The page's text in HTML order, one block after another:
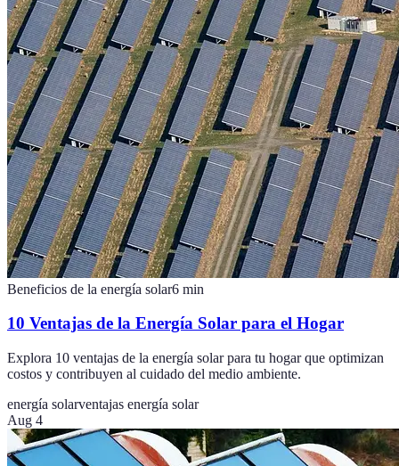
Beneficios de la energía solar6 min
10 Ventajas de la Energía Solar para el Hogar
Explora 10 ventajas de la energía solar para tu hogar que optimizan
costos y contribuyen al cuidado del medio ambiente.
energía solarventajas energía solar
Aug 4